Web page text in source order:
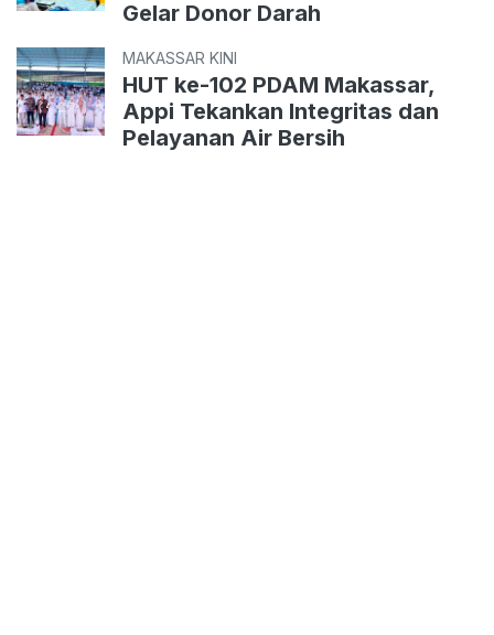
Gelar Donor Darah
MAKASSAR KINI
HUT ke-102 PDAM Makassar,
Appi Tekankan Integritas dan
Pelayanan Air Bersih